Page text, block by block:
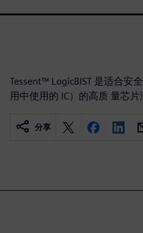
Tessent™ LogicBIST 是适合安
用中使用的 IC）的高质 量芯片
分享